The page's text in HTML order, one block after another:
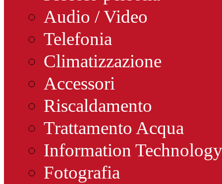
Audio / Video
Telefonia
Climatizzazione
Accessori
Riscaldamento
Trattamento Acqua
Information Technology
Fotografia